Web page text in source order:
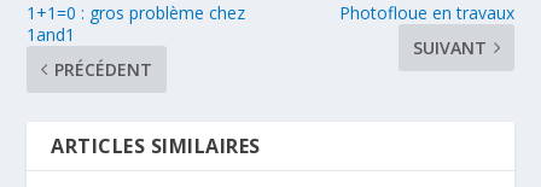
1+1=0 : gros problème chez
1and1
PRÉCÉDENT
Photofloue en travaux
SUIVANT
ARTICLES SIMILAIRES